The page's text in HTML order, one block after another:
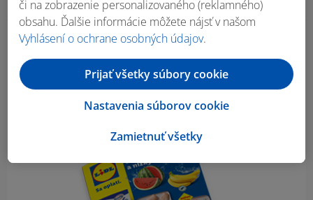
Obsah bočného panela
či na zobrazenie personalizovaného (reklamného)
obsahu. Ďalšie informácie môžete nájsť v našom
Vyhlásení o ochrane osobných údajov.
Zamietnuť všetky
Nastavenia súborov cookie
Prijať všetky súbory cookie